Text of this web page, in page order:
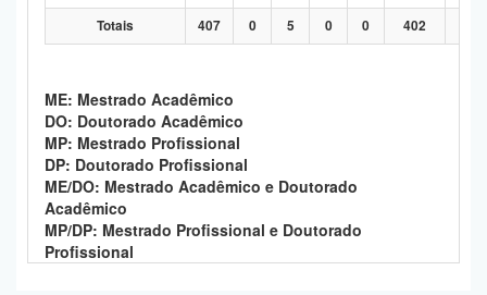
Totais 407 0 5 0 0 402
ME: Mestrado Acadêmico
DO: Doutorado Acadêmico
MP: Mestrado Profissional
DP: Doutorado Profissional
ME/DO: Mestrado Acadêmico e Doutorado
Acadêmico
MP/DP: Mestrado Profissional e Doutorado
Profissional